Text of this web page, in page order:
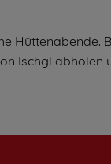
Hüttenabende.
Ischgl abholen